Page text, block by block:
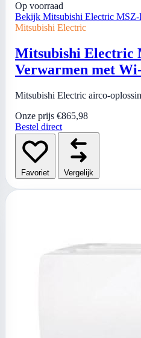
Op voorraad
Bekijk Mitsubishi Electric
Mitsubishi Electric
Mitsubishi Electric
Verwarmen met
Mitsubishi Electric airco-
Onze prijs €865,98
Bestel direct
Favoriet Vergelijk